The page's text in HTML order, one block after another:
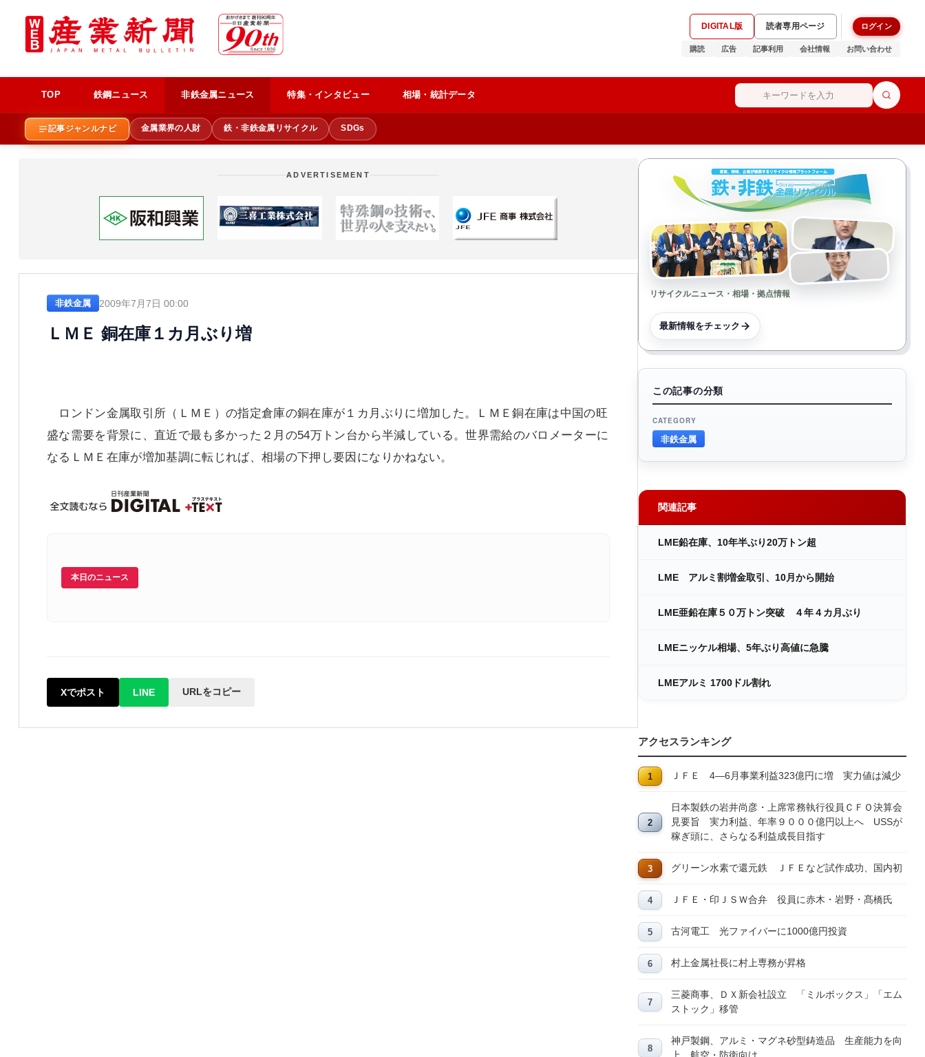
DIGITAL版 読者専用ページ ログイン
購読 広告 記事利用 会社情報 お問い合わせ
TOP 鉄鋼ニュース 非鉄金属ニュース 特集・インタビュー 相場・統計データ
記事ジャンルナビ 金属業界の人財 鉄・非鉄金属リサイクル SDGs
ADVERTISEMENT
非鉄金属 2009年7月7日 00:00
ＬＭＥ 銅在庫１カ月ぶり増
ロンドン金属取引所（ＬＭＥ）の指定倉庫の銅在庫が１カ月ぶりに増加した。ＬＭＥ銅在庫は中国の旺
盛な需要を背景に、直近で最も多かった２月の54万トン台から半減している。世界需給のバロメーターに
なるＬＭＥ在庫が増加基調に転じれば、相場の下押し要因になりかねない。
本日のニュース
Xでポスト LINE URLをコピー
リサイクルニュース・相場・拠点情報
最新情報をチェック
この記事の分類
CATEGORY
非鉄金属
関連記事
LME鉛在庫、10年半ぶり20万トン超
LME アルミ割増金取引、10月から開始
LME亜鉛在庫５０万トン突破 ４年４カ月ぶり
LMEニッケル相場、5年ぶり高値に急騰
LMEアルミ 1700ドル割れ
アクセスランキング
ＪＦＥ 4―6月事業利益323億円に増 実力値は減少
日本製鉄の岩井尚彦・上席常務執行役員ＣＦＯ決算会
見要旨 実力利益、年率９０００億円以上へ USSが
稼ぎ頭に、さらなる利益成長目指す
グリーン水素で還元鉄 ＪＦＥなど試作成功、国内初
ＪＦＥ・印ＪＳＷ合弁 役員に赤木・岩野・髙橋氏
古河電工 光ファイバーに1000億円投資
村上金属社長に村上専務が昇格
三菱商事、ＤＸ新会社設立 「ミルボックス」「エム
ストック」移管
神戸製鋼、アルミ・マグネ砂型鋳造品 生産能力を向